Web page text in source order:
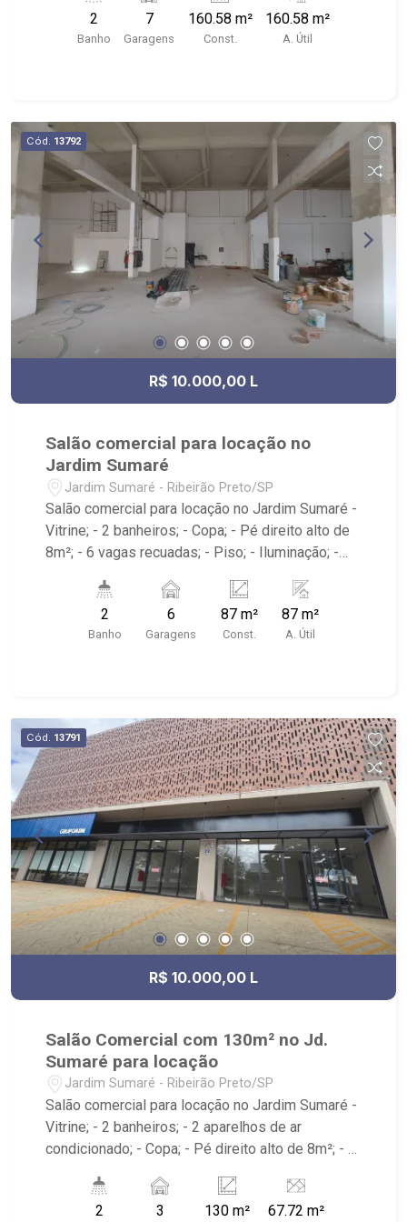
será acelerado.
2
Banho
7
Garagens
160.58 m²
Const.
160.58 m²
A. Útil
Cód. 13792
R$ 10.000,00 L
Salão comercial para locação no
Jardim Sumaré
Jardim Sumaré - Ribeirão Preto/SP
Salão comercial para locação no Jardim Sumaré -
Vitrine; - 2 banheiros; - Copa; - Pé direito alto de
8m²; - 6 vagas recuadas; - Piso; - Iluminação; -
Avenida Caramuru, próximo a Avenida Itatiaia.
2
Banho
6
Garagens
87 m²
Const.
87 m²
A. Útil
Cód. 13791
R$ 10.000,00 L
Salão Comercial com 130m² no Jd.
Sumaré para locação
Jardim Sumaré - Ribeirão Preto/SP
Salão comercial para locação no Jardim Sumaré -
Vitrine; - 2 banheiros; - 2 aparelhos de ar
condicionado; - Copa; - Pé direito alto de 8m²; - 3
energia; - Imóvel localizado na Avenida Caramuru,
próximo a Avenida Itatiaia. - Localizado próximo
2 3 130 m² 67.72 m²